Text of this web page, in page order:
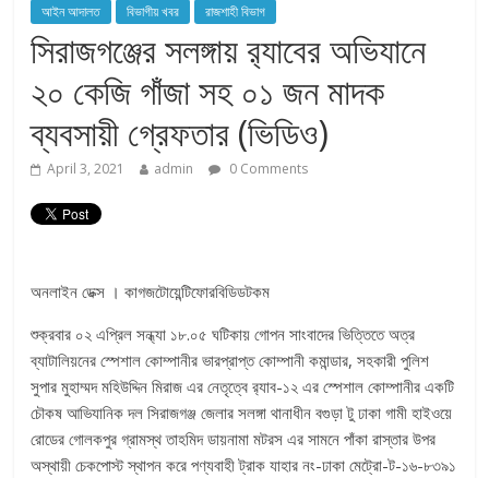
আইন আদালত বিভাগীয় খবর রাজশাহী বিভাগ
সিরাজগঞ্জের সলঙ্গায় র‌্যাবের অভিযানে
২০ কেজি গাঁজা সহ ০১ জন মাদক
ব্যবসায়ী গ্রেফতার (ভিডিও)
April 3, 2021 admin 0 Comments
অনলাইন ডেক্স । কাগজটোয়েন্টিফোরবিডিডটকম
শুক্রবার ০২ এপ্রিল সন্ধ্যা ১৮.০৫ ঘটিকায় গোপন সাংবাদের ভিত্তিতে অত্র
ব্যাটালিয়নের স্পেশাল কোম্পানীর ভারপ্রাপ্ত কোম্পানী কমান্ডার, সহকারী পুলিশ
সুপার মুহাম্মদ মহিউদ্দিন মিরাজ এর নেতৃত্বে র‌্যাব-১২ এর স্পেশাল কোম্পানীর একটি
চৌকষ আভিযানিক দল সিরাজগঞ্জ জেলার সলঙ্গা থানাধীন বগুড়া টু ঢাকা গামী হাইওয়ে
রোডের গোলকপুর গ্রামস্থ তাহমিদ ডায়নামা মটরস এর সামনে পাঁকা রাস্তার উপর
অস্থায়ী চেকপোস্ট স্থাপন করে পণ্যবাহী ট্রাক যাহার নং-ঢাকা মেট্রো-ট-১৬-৮৩৯১